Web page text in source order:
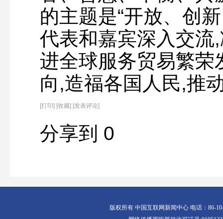
的主题是“开放、创
代表和嘉宾深入交流
进全球服务贸易繁荣
向,造福各国人民,推
[打印] [收藏] [发表评论]
分享到 0